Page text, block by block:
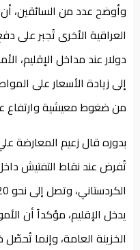
وأوضح عدد من السائقين،
دولار عند مداخل الإقليم،
إلى زيادة الأسعار على
من ضغوط معيشية وارتفاع
بدوره قال زعيم المعارضة
تُفرض عند نقاط التفتيش
يدخل الإقليم، مؤكداً أن
الخزينة العامة، وإنما تُحصّل